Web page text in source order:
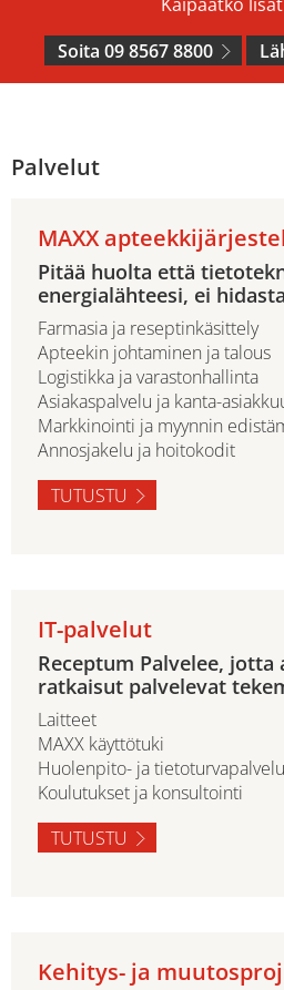
Soita 09 8567 8800
Palvelut
MAXX
Pitää huolta että
energialähteesi, ei
Farmasia ja reseptinkäsittely
Apteekin johtaminen ja talous
Logistikka ja varastonhallinta
Asiakaspalvelu ja kanta-
Markkinointi ja myynnin
Annosjakelu ja hoitokodit
TUTUSTU
IT-palvelut
Receptum Palvelee, jotta
ratkaisut palvelevat
Laitteet
MAXX käyttötuki
Huolenpito- ja
Koulutukset ja konsultointi
TUTUSTU
Kehitys- ja